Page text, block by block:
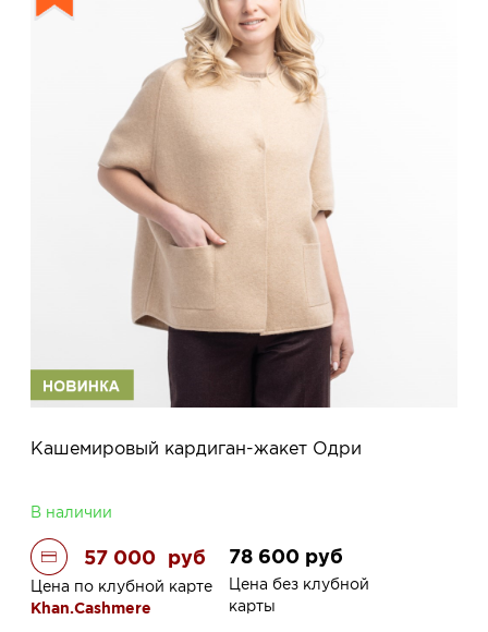
Кашемировый кардиган-жакет Одри
В наличии
57 000 руб
Цена по клубной карте
Khan.Cashmere
78 600 руб
Цена без клубной
карты